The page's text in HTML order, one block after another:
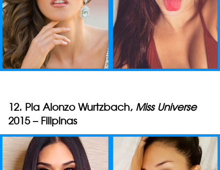
12. Pia Alonzo Wurtzbach, Miss Universe
2015 – Filipinas